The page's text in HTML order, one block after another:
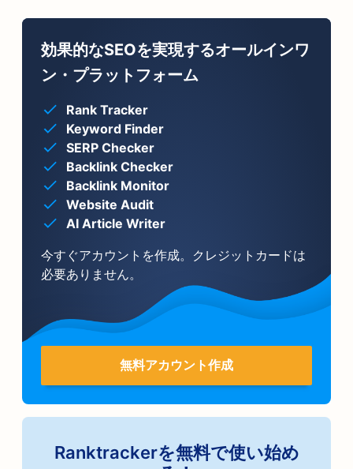
効果的なSEOを実現するオールインワ
ン・プラットフォーム
Rank Tracker
Keyword Finder
SERP Checker
Backlink Checker
Backlink Monitor
Website Audit
AI Article Writer
今すぐアカウントを作成。クレジットカードは
必要ありません。
無料アカウント作成
Ranktrackerを無料で使い始め